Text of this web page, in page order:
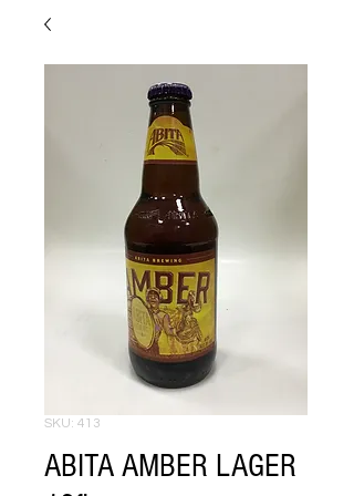
SKU: 413
ABITA AMBER LAGER